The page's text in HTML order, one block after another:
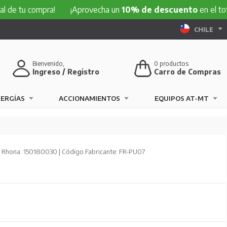
¡Aprovecha un10% de descuentoen el total de tu
CHILE
0 productos
Carro de Compras
Bienvenido,
Ingreso / Registro
ACCIONAMIENTOS EQUIPOS AT-MT
150180030 | Código Fabricante: FR-PU07